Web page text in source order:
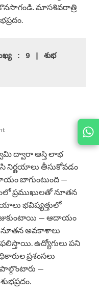
JOIN
US ON
మాసశివరాత్రి
: 9 | శుభ
ద్వారా ఆస్తి లాభ
నిర్ణయాలు తీసుకోవడం
బాగుంటుంది —
ప్రముఖులతో నూతన
భవిష్యత్తులో
— ఆదాయం
నూతన అవకాశాలు
ఉద్యోగులు పని
ప్రశంసలు
—